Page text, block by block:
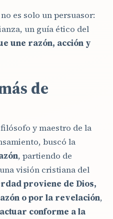
es solo un persuasor:
un guía ético del
une razón, acción y
de
y maestro de la
buscó la
, partiendo de
visión cristiana del
proviene de Dios,
o por la revelación,
conforme a la